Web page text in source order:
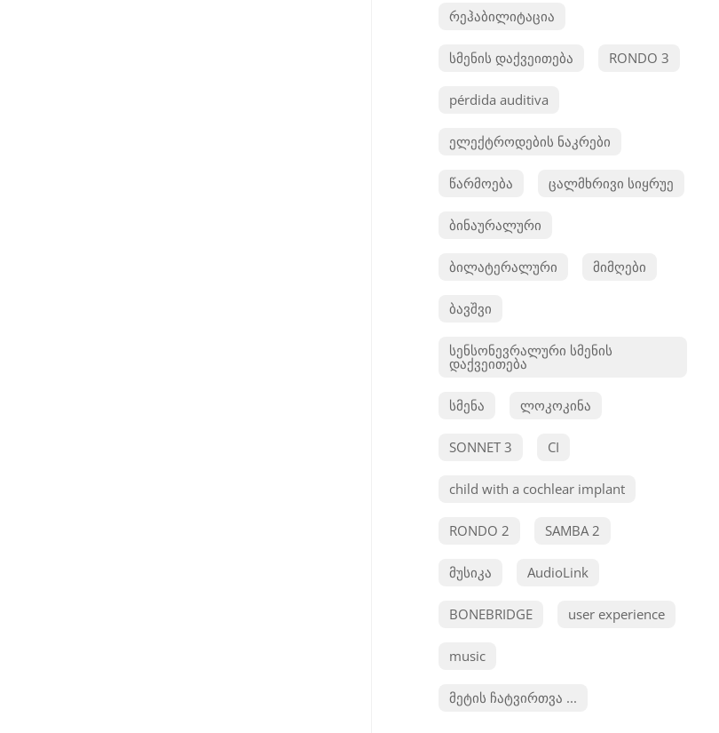
რეჰაბილიტაცია
სმენის დაქვეითება RONDO 3
pérdida auditiva
ელექტროდების ნაკრები
წარმოება ცალმხრივი სიყრუე
ბინაურალური
ბილატერალური მიმღები
ბავშვი
სენსონევრალური სმენის
დაქვეითება
სმენა ლოკოკინა
SONNET 3 CI
child with a cochlear implant
RONDO 2 SAMBA 2
მუსიკა AudioLink
BONEBRIDGE user experience
music
მეტის ჩატვირთვა ...